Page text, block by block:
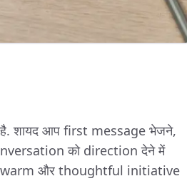
शायद आप first message भेजने,
को direction देने में
warm और thoughtful initiative